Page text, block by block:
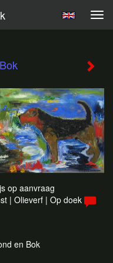
op aanvraag
| Olieverf | Op doek
en Bok